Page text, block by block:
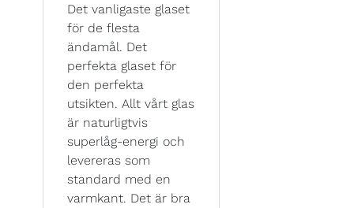
Det vanligaste glaset
för de flesta
ändamål. Det
perfekta glaset för
den perfekta
utsikten. Allt vårt glas
är naturligtvis
superlåg-energi och
levereras som
standard med en
varmkant. Det är bra